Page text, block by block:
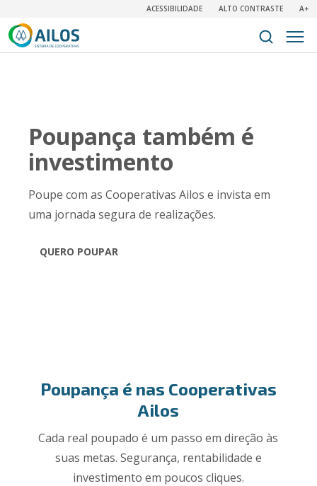
ACESSIBILIDADE ALTO CONTRASTE A+
Poupança também é
investimento
Poupe com as Cooperativas Ailos e invista em
uma jornada segura de realizações.
QUERO POUPAR
Poupança é nas Cooperativas
Ailos
Cada real poupado é um passo em direção às
suas metas. Segurança, rentabilidade e
investimento em poucos cliques.